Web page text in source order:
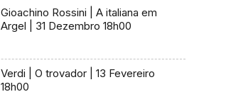
Gioachino Rossini | A italiana em
Argel | 31 Dezembro 18h00
Verdi | O trovador | 13 Fevereiro
18h00